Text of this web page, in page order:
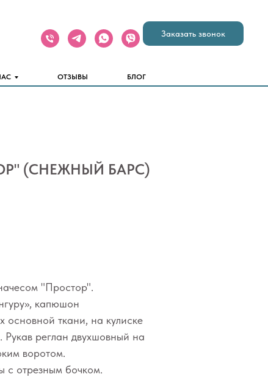
Заказать звонок
ОТЗЫВЫ БЛОГ
(СНЕЖНЫЙ БАРС)
"Простор".
капюшон
основной ткани, на кулиске
реглан двухшовный на
воротом.
с отрезным бочком.